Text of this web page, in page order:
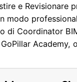
e Revisionare
modo
di Coordinator
Academy,